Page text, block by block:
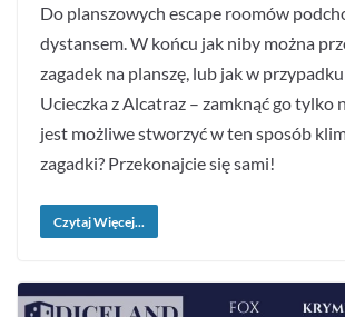
Do planszowych escape roomów
dystansem. W końcu jak niby można
zagadek na planszę, lub jak w
Ucieczka z Alcatraz – zamknąć go tylko
jest możliwe stworzyć w ten sposób
zagadki? Przekonajcie się sami!
Czytaj Więcej...